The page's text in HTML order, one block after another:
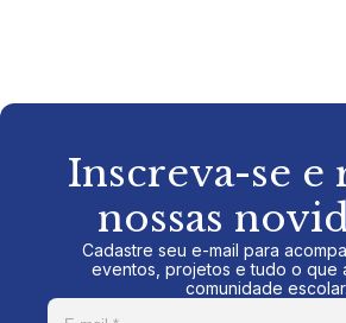
Inscreva-se e
nossas
Cadastre seu e-mail para
eventos, projetos e tudo o que
comunidade escolar.